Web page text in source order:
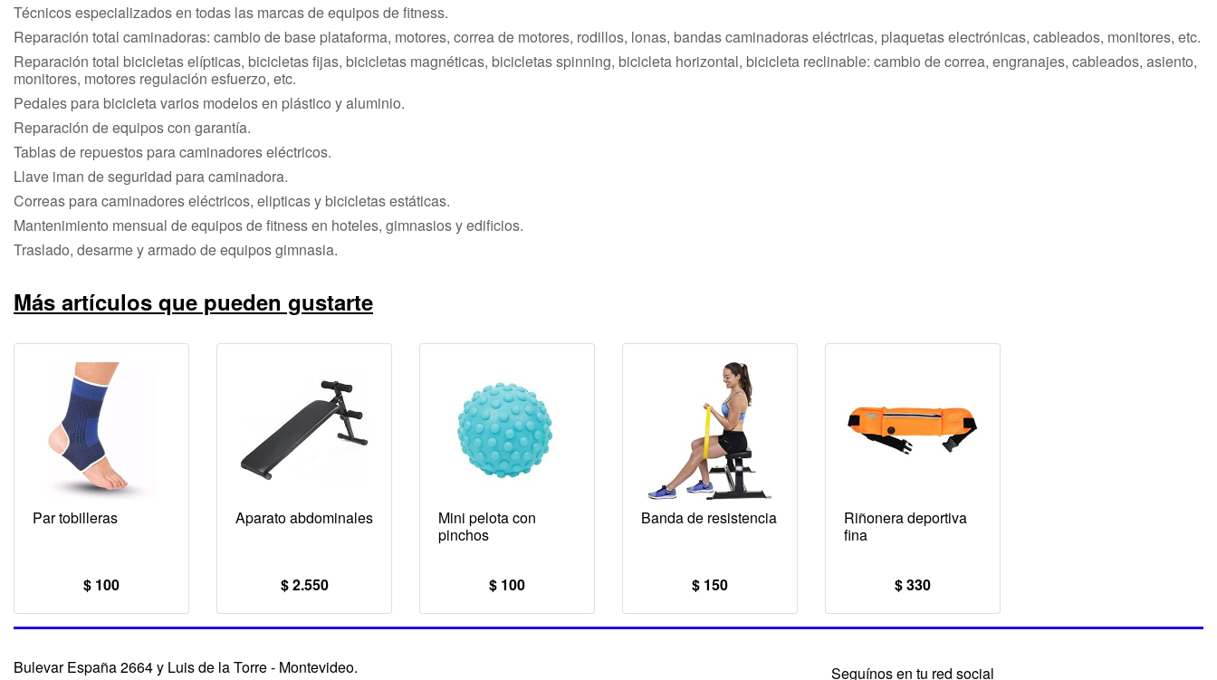
Técnicos especializados en todas las marcas de equipos de fitness.
Reparación total caminadoras: cambio de base plataforma, motores, correa de motores, rodillos, lonas, bandas caminadoras eléctricas, plaquetas electrónicas, cableados, monitores, etc.
Reparación total bicicletas elípticas, bicicletas fijas, bicicletas magnéticas, bicicletas spinning, bicicleta horizontal, bicicleta reclinable: cambio de correa, engranajes, cableados, asiento,
monitores, motores regulación esfuerzo, etc.
Pedales para bicicleta varios modelos en plástico y aluminio.
Reparación de equipos con garantía.
Tablas de repuestos para caminadores eléctricos.
Llave iman de seguridad para caminadora.
Correas para caminadores eléctricos, elipticas y bicicletas estáticas.
Mantenimiento mensual de equipos de fitness en hoteles, gimnasios y edificios.
Traslado, desarme y armado de equipos gimnasia.
Más artículos que pueden gustarte
Par tobilleras
$ 100
Aparato abdominales
$ 2.550
Mini pelota con
pinchos
$ 100
Banda de resistencia
$ 150
Riñonera deportiva
fina
$ 330
Bulevar España 2664 y Luis de la Torre - Montevideo.
Seguínos en tu red social